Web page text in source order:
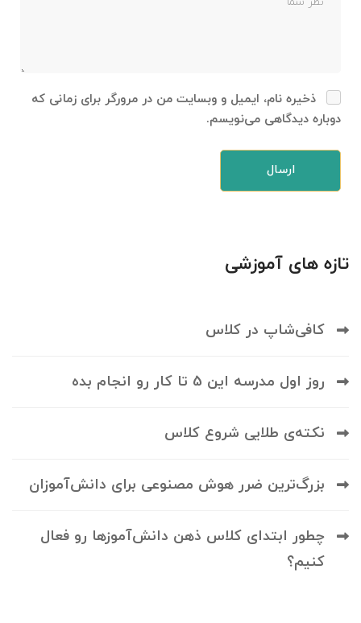
ذخیره نام، ایمیل و وبسایت من در مرورگر برای زمانی که
دوباره دیدگاهی می‌نویسم.
تازه های آموزشی
کافی‌شاپ در کلاس
روز اول مدرسه این 5 تا کار رو انجام بده
نکته‌ی طلایی شروع کلاس
بزرگ‌ترین ضرر هوش مصنوعی برای دانش‌آموزان
چطور ابتدای کلاس ذهن دانش‌آموزها رو فعال
کنیم؟